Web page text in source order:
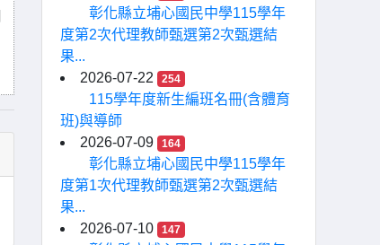
彰化縣立埔心國民中學115學年
度第2次代理教師甄選第2次甄選結
果...
2026-07-22
254
115學年度新生編班名冊(含體育
班)與導師
2026-07-09
164
彰化縣立埔心國民中學115學年
度第1次代理教師甄選第2次甄選結
果...
2026-07-10
147